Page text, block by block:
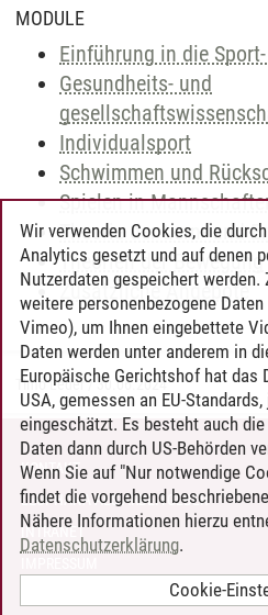
MODULE
Einführung in die
Gesundheits- und
Individualsport
Schwimmen und
Spielen in
Theorie der Lern- und
Theorien der Bewegung
Zusätzliche Angebote
Timo Leder/30.06.2024
KONTAKT
LEUPHANA ALS ARBEITGEBER
INTRANET
Wir verwenden Cookies, die
Analytics gesetzt und auf denen
Nutzerdaten gespeichert
weitere personenbezogene
Vimeo), um Ihnen eingebettete
Daten werden unter anderem in
Europäische Gerichtshof hat das
USA, gemessen an EU-
eingeschätzt. Es besteht auch
Daten dann durch US-Behörden
Wenn Sie auf "Nur notwendige
findet die vorgehend
Nähere Informationen hierzu
Datenschutzerklärung.
Cookie-